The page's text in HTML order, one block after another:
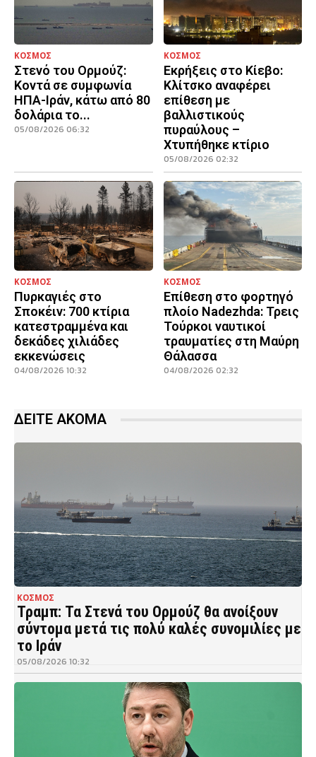
ΚΟΣΜΟΣ
Στενό του Ορμούζ:
Κοντά σε συμφωνία
ΗΠΑ-Ιράν, κάτω από 80
δολάρια το...
05/08/2026 06:32
ΚΟΣΜΟΣ
Εκρήξεις στο Κίεβο:
Κλίτσκο αναφέρει
επίθεση με
βαλλιστικούς
πυραύλους –
Χτυπήθηκε κτίριο
05/08/2026 02:32
ΚΟΣΜΟΣ
Πυρκαγιές στο
Σποκέιν: 700 κτίρια
κατεστραμμένα και
δεκάδες χιλιάδες
εκκενώσεις
04/08/2026 10:32
ΚΟΣΜΟΣ
Επίθεση στο φορτηγό
πλοίο Nadezhda: Τρεις
Τούρκοι ναυτικοί
τραυματίες στη Μαύρη
Θάλασσα
04/08/2026 02:32
ΔΕΙΤΕ ΑΚΟΜΑ
ΚΟΣΜΟΣ
Τραμπ: Τα Στενά του Ορμούζ θα ανοίξουν
σύντομα μετά τις πολύ καλές συνομιλίες με
το Ιράν
05/08/2026 10:32